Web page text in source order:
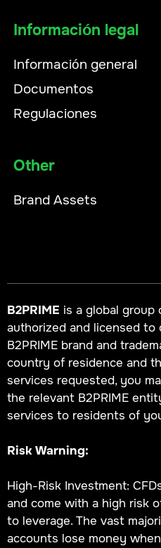
Información legal
Información general
Documentos
Regulaciones
Other
Brand Assets
B2PRIME is a global group
authorized and licensed to
B2PRIME brand and
country of residence and
services requested, you
the relevant B2PRIME
services to residents of
Risk Warning:
High-Risk Investment:
and come with a high risk
to leverage. The vast
accounts lose money